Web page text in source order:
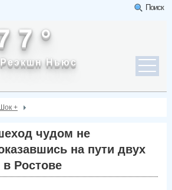
Поиск
7 °
Ньюс
Шок +
чудом не
на пути двух
Ростове